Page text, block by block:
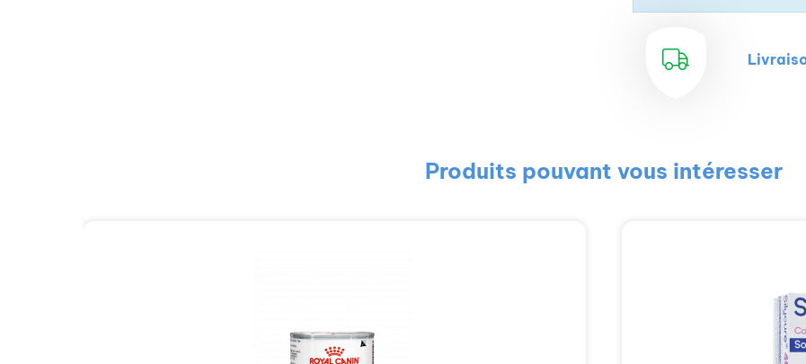
Produits pouvant vous intéresser